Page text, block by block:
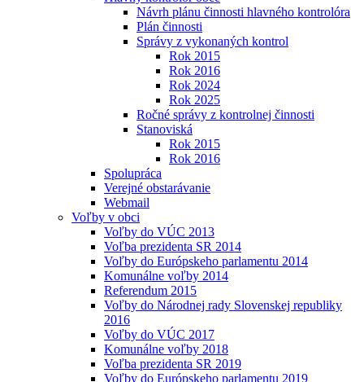
Návrh plánu činnosti hlavného kontrolóra
Plán činnosti
Správy z vykonaných kontrol
Rok 2015
Rok 2016
Rok 2024
Rok 2025
Ročné správy z kontrolnej činnosti
Stanoviská
Rok 2015
Rok 2016
Spolupráca
Verejné obstarávanie
Webmail
Voľby v obci
Voľby do VÚC 2013
Voľba prezidenta SR 2014
Voľby do Európskeho parlamentu 2014
Komunálne voľby 2014
Referendum 2015
Voľby do Národnej rady Slovenskej republiky
2016
Voľby do VÚC 2017
Komunálne voľby 2018
Voľba prezidenta SR 2019
Voľby do Európskeho parlamentu 2019